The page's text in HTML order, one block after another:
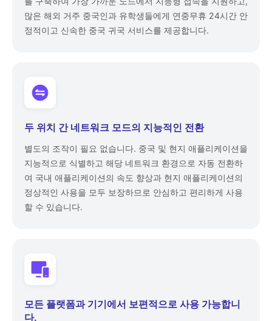
많은 해외 거주 중국인과 유학생들에게 연중무휴 24시간 안
정적이고 신속한 중국 귀국 서비스를 제공합니다.
두 위치 간 네트워크 모드의 지능적인 전환
별도의 조작이 필요 없습니다. 중국 및 현지 애플리케이션을
지능적으로 식별하고 해당 네트워크 환경으로 자동 전환하
여 국내 애플리케이션의 속도 향상과 현지 애플리케이션의
정상적인 사용을 모두 보장하므로 안심하고 편리하게 사용
할 수 있습니다.
모든 플랫폼과 기기에서 보편적으로 사용 가능합니
다.